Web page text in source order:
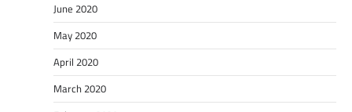
June 2020
May 2020
April 2020
March 2020